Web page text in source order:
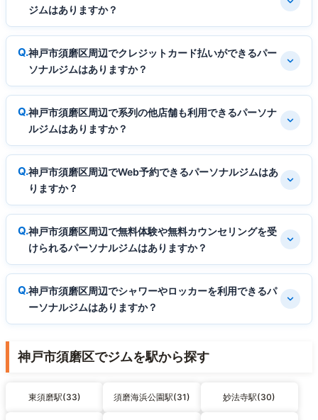
ジムはありますか？
神戸市須磨区周辺でクレジットカード払いができるパー
ソナルジムはありますか？
神戸市須磨区周辺で系列の他店舗も利用できるパーソナ
ルジムはありますか？
神戸市須磨区周辺でWeb予約できるパーソナルジムはあ
りますか？
神戸市須磨区周辺で無料体験や無料カウンセリングを受
けられるパーソナルジムはありますか？
神戸市須磨区周辺でシャワーやロッカーを利用できるパ
ーソナルジムはありますか？
神戸市須磨区でジムを駅から探す
東須磨駅(33) 須磨海浜公園駅(31) 妙法寺駅(30)